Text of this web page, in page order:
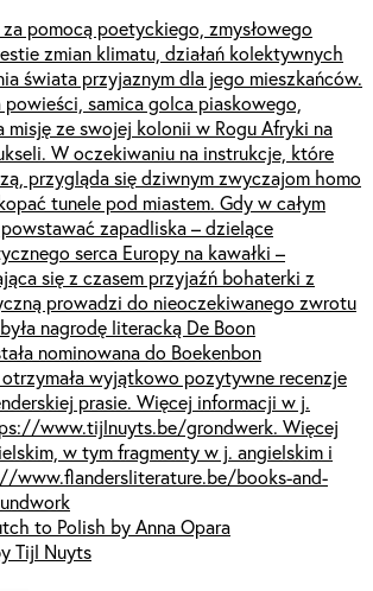
pomocą poetyckiego, zmysłowego
zmian klimatu, działań kolektywnych
świata przyjaznym dla jego mieszkańców.
samica golca piaskowego,
misję ze swojej kolonii w Rogu Afryki na
W oczekiwaniu na instrukcje, które
przygląda się dziwnym zwyczajom homo
tunele pod miastem. Gdy w całym
zapadliska – dzielące
serca Europy na kawałki –
się z czasem przyjaźń bohaterki z
prowadzi do nieoczekiwanego zwrotu
nagrodę literacką De Boon
nominowana do Boekenbon
wyjątkowo pozytywne recenzje
prasie. Więcej informacji w j.
www.tijlnuyts.be/grondwerk. Więcej
w tym fragmenty w j. angielskim i
www.flandersliterature.be/books-and-
to Polish by Anna Opara
Tijl Nuyts